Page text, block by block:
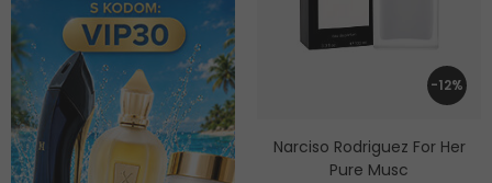
-12%
Narciso Rodriguez For Her
Pure Musc